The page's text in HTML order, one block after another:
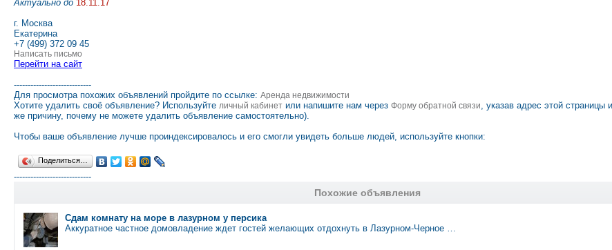
Актуально до 18.11.17
г. Москва
Екатерина
+7 (499) 372 09 45
Написать письмо
Перейти на сайт
----------------------------
Для просмотра похожих объявлений пройдите по ссылке: Аренда недвижимости
Хотите удалить своё объявление? Используйте личный кабинет или напишите нам через Форму обратной связи, указав адрес этой страницы
же причину, почему не можете удалить объявление самостоятельно).
Чтобы ваше объявление лучше проиндексировалось и его смогли увидеть больше людей, используйте кнопки:
Поделиться…
----------------------------
Похожие объявления
Сдам комнату на море в лазурном у персика
Аккуратное частное домовладение ждет гостей желающих отдохнуть в Лазурном-Черное …